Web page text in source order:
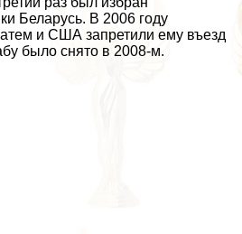
Беларусь. В 2006 году
и США запретили ему въезд
было снято в 2008-м.